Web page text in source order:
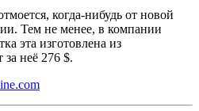
когда-нибудь от новой
Тем не менее, в компании
эта изготовлена из
неё 276 $.